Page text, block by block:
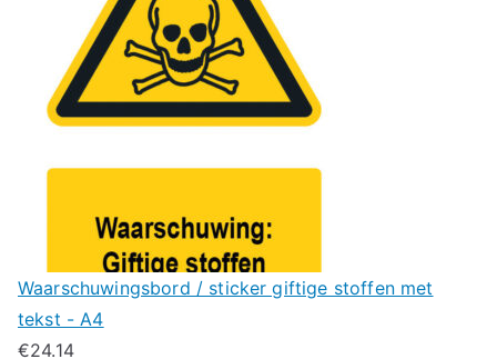
Waarschuwingsbord / sticker giftige stoffen met
tekst - A4
€24.14